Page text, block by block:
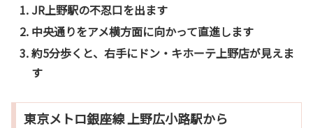
JR上野駅の不忍口を出ます
中央通りをアメ横方面に向かって直進します
約5分歩くと、右手にドン・キホーテ上野店が見えま
す
東京メトロ銀座線 上野広小路駅から